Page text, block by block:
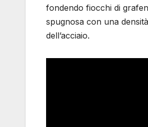
fondendo fiocchi di
spugnosa con una
dell’acciaio.